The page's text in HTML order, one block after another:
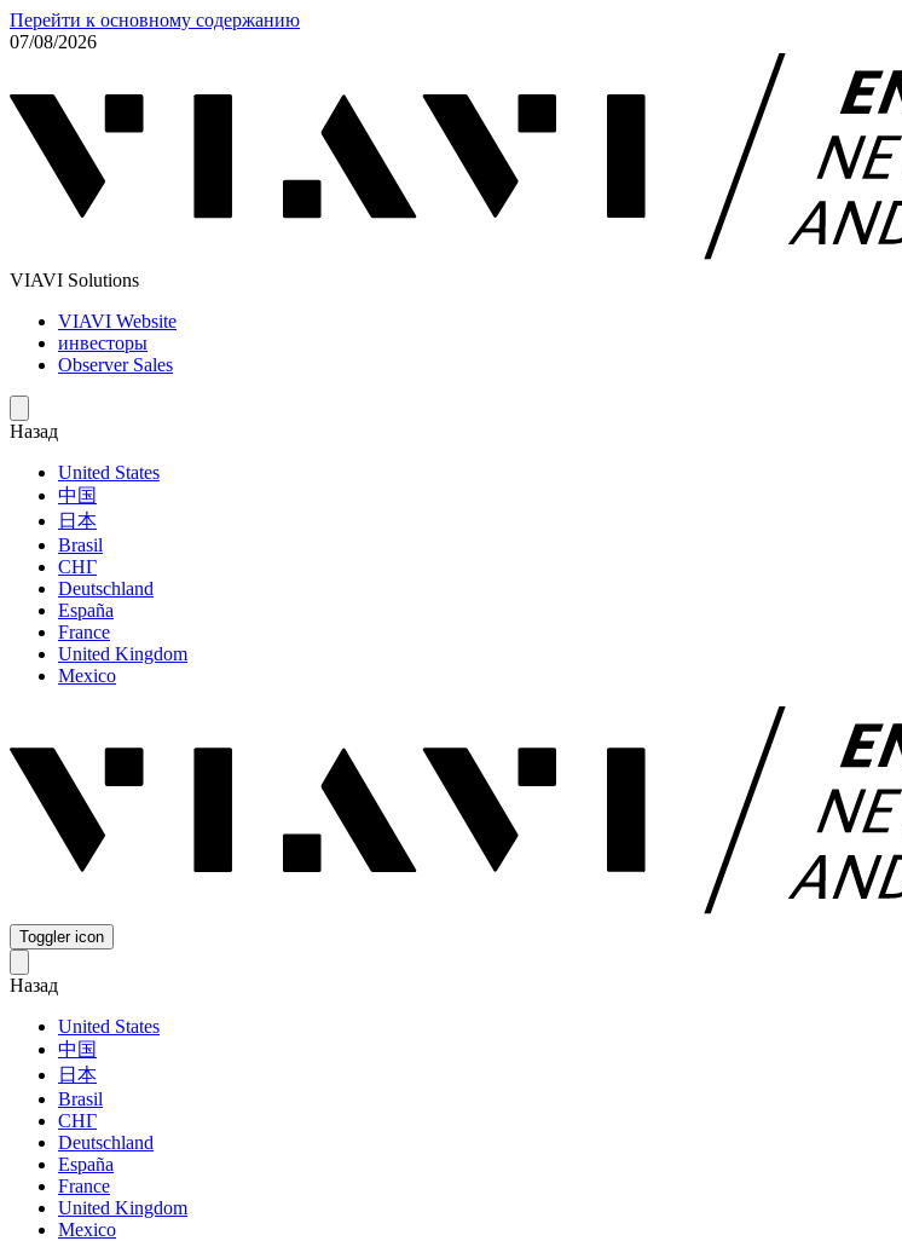
Перейти к основному содержанию
07/08/2026
VIAVI Solutions
VIAVI Website
инвесторы
Observer Sales
Назад
United States
中国
日本
Brasil
СНГ
Deutschland
España
France
United Kingdom
Mexico
Toggler icon
Назад
United States
中国
日本
Brasil
СНГ
Deutschland
España
France
United Kingdom
Mexico